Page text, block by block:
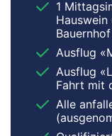
1
Ausflug
Ausflug
Fahrt mit
Alle